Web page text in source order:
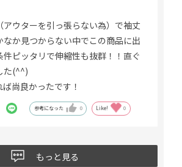
アウターを引っ張らない為）で袖丈
なか見つからない中でこの商品に出
件ピッタリで伸縮性も抜群！！直ぐ
た(⁠^⁠^⁠)
尚良かったです！
参考になった 0 Like! 0
もっと見る